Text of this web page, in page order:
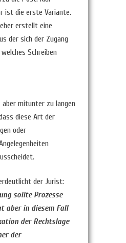
ist die erste Variante.
erstellt eine
der sich der Zugang
Schreiben
aber mitunter zu langen
diese Art der
oder
der Jurist:
sollte Prozesse
aber in diesem Fall
der Rechtslage
der